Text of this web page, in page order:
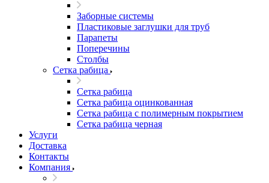
Заборные системы
Пластиковые заглушки для труб
Парапеты
Поперечины
Столбы
Сетка рабица
Сетка рабица
Сетка рабица оцинкованная
Сетка рабица с полимерным покрытием
Сетка рабица черная
Услуги
Доставка
Контакты
Компания